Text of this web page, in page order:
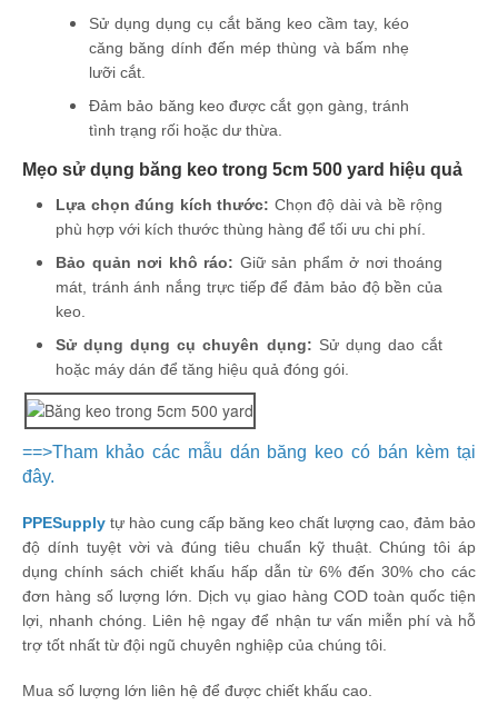
Sử dụng dụng cụ cắt băng keo cầm tay, kéo
căng băng dính đến mép thùng và bấm nhẹ
lưỡi cắt.
Đảm bảo băng keo được cắt gọn gàng, tránh
tình trạng rối hoặc dư thừa.
Mẹo sử dụng băng keo trong 5cm 500 yard hiệu quả
Lựa chọn đúng kích thước: Chọn độ dài và bề rộng
phù hợp với kích thước thùng hàng để tối ưu chi phí.
Bảo quản nơi khô ráo: Giữ sản phẩm ở nơi thoáng
mát, tránh ánh nắng trực tiếp để đảm bảo độ bền của
keo.
Sử dụng dụng cụ chuyên dụng: Sử dụng dao cắt
hoặc máy dán để tăng hiệu quả đóng gói.
==>Tham khảo các mẫu dán băng keo có bán kèm tại
đây.
PPESupply tự hào cung cấp băng keo chất lượng cao, đảm bảo
độ dính tuyệt vời và đúng tiêu chuẩn kỹ thuật. Chúng tôi áp
dụng chính sách chiết khấu hấp dẫn từ 6% đến 30% cho các
đơn hàng số lượng lớn. Dịch vụ giao hàng COD toàn quốc tiện
lợi, nhanh chóng. Liên hệ ngay để nhận tư vấn miễn phí và hỗ
trợ tốt nhất từ đội ngũ chuyên nghiệp của chúng tôi.
Mua số lượng lớn liên hệ để được chiết khấu cao.